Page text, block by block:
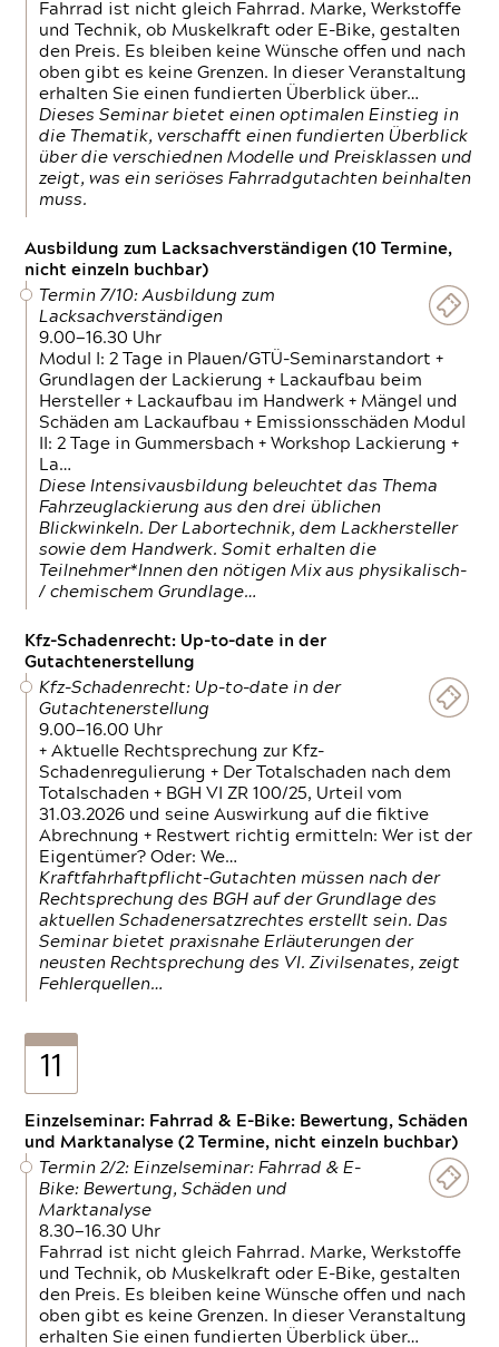
Fahrrad ist nicht gleich Fahrrad. Marke, Werkstoffe
und Technik, ob Muskelkraft oder E-Bike, gestalten
den Preis. Es bleiben keine Wünsche offen und nach
oben gibt es keine Grenzen. In dieser Veranstaltung
erhalten Sie einen fundierten Überblick über…
Dieses Seminar bietet einen optimalen Einstieg in
die Thematik, verschafft einen fundierten Überblick
über die verschiednen Modelle und Preisklassen und
zeigt, was ein seriöses Fahrradgutachten beinhalten
muss.
Ausbildung zum Lacksachverständigen (10 Termine,
nicht einzeln buchbar)
Termin 7/10: Ausbildung zum
Lacksachverständigen
9.00—16.30 Uhr
Modul I: 2 Tage in Plauen/GTÜ-Seminarstandort +
Grundlagen der Lackierung + Lackaufbau beim
Hersteller + Lackaufbau im Handwerk + Mängel und
Schäden am Lackaufbau + Emissionsschäden Modul
II: 2 Tage in Gummersbach + Workshop Lackierung +
La…
Diese Intensivausbildung beleuchtet das Thema
Fahrzeuglackierung aus den drei üblichen
Blickwinkeln. Der Labortechnik, dem Lackhersteller
sowie dem Handwerk. Somit erhalten die
Teilnehmer*Innen den nötigen Mix aus physikalisch-
/ chemischem Grundlage…
Kfz-Schadenrecht: Up-to-date in der
Gutachtenerstellung
Kfz-Schadenrecht: Up-to-date in der
Gutachtenerstellung
9.00—16.00 Uhr
+ Aktuelle Rechtsprechung zur Kfz-
Schadenregulierung + Der Totalschaden nach dem
Totalschaden + BGH VI ZR 100/25, Urteil vom
31.03.2026 und seine Auswirkung auf die fiktive
Abrechnung + Restwert richtig ermitteln: Wer ist der
Eigentümer? Oder: We…
Kraftfahrhaftpflicht-Gutachten müssen nach der
Rechtsprechung des BGH auf der Grundlage des
aktuellen Schadenersatzrechtes erstellt sein. Das
Seminar bietet praxisnahe Erläuterungen der
neusten Rechtsprechung des VI. Zivilsenates, zeigt
Fehlerquellen…
11
Einzelseminar: Fahrrad & E-Bike: Bewertung, Schäden
und Marktanalyse (2 Termine, nicht einzeln buchbar)
Termin 2/2: Einzelseminar: Fahrrad & E-
Bike: Bewertung, Schäden und
Marktanalyse
8.30—16.30 Uhr
Fahrrad ist nicht gleich Fahrrad. Marke, Werkstoffe
und Technik, ob Muskelkraft oder E-Bike, gestalten
den Preis. Es bleiben keine Wünsche offen und nach
oben gibt es keine Grenzen. In dieser Veranstaltung
erhalten Sie einen fundierten Überblick über…